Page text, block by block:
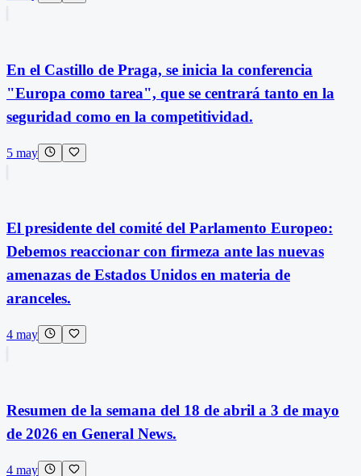
En el Castillo de Praga, se inicia la conferencia
"Europa como tarea", que se centrará tanto en la
seguridad como en la competitividad.
5 may
El presidente del comité del Parlamento Europeo:
Debemos reaccionar con firmeza ante las nuevas
amenazas de Estados Unidos en materia de
aranceles.
4 may
Resumen de la semana del 18 de abril a 3 de mayo
de 2026 en General News.
4 may